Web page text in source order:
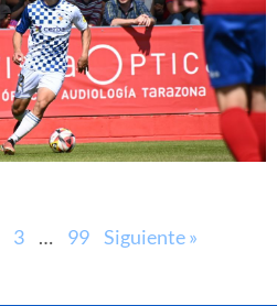
3 … 99 Siguiente »